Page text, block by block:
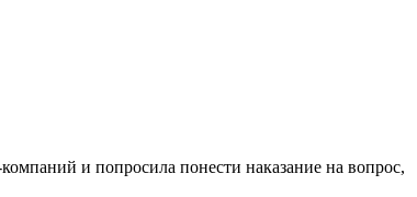
и попросила понести наказание на вопрос,